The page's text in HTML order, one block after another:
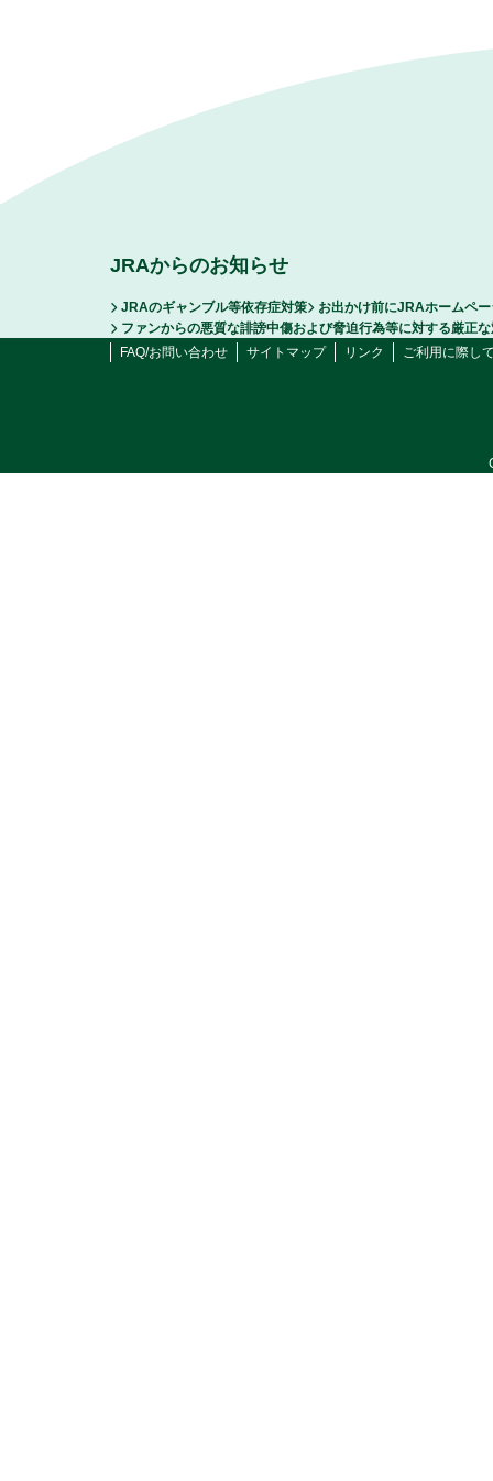
JRAからのお知らせ
JRAのギャンブル等依存症対策
お出かけ前にJRAホームペ
ファンからの悪質な誹謗中傷および脅迫行為等に対する厳正
FAQ/お問い合わせ
サイトマップ リンク ご利用に際し